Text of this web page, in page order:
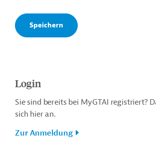
Login
Sie sind bereits bei MyGTAI registriert?
sich hier an.
Zur Anmeldung